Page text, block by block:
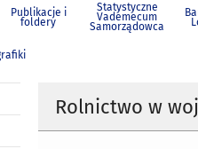
Publikacje i
foldery
Statystyczne
Vademecum
Samorządowca
Rolnictwo w